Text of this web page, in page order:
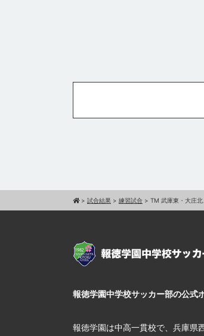
> 試合結果 > 練習試合 > TM 武庫東・大庄北
報徳学園中学校サッカー部の公式
報徳学園は中高一貫校で、兵庫県